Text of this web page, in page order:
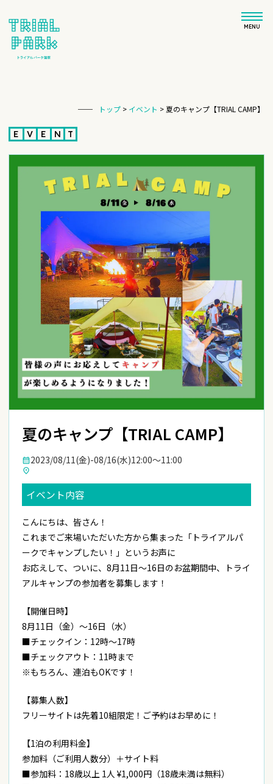
MENU
トップ > イベント >夏のキャンプ【TRIAL CAMP】
E V E N T
夏のキャンプ【TRIAL CAMP】
calendar_month2023/08/11(金)-08/16(水)12:00〜11:00
place
イベント内容
こんにちは、皆さん！
これまでご来場いただいた方から集まった「トライアルパ
ークでキャンプしたい！」というお声に
お応えして、ついに、8月11日〜16日のお盆期間中、トライ
アルキャンプの参加者を募集します！
︎【開催日時】
8月11日（金）〜16日（水）
■チェックイン：12時〜17時
■チェックアウト：11時まで
※もちろん、連泊もOKです！
【募集人数】
フリーサイトは先着10組限定！ご予約はお早めに！
【︎1泊の利用料金】
参加料（ご利用人数分）＋サイト料
■参加料：18歳以上 1人 ¥1,000円（18歳未満は無料）